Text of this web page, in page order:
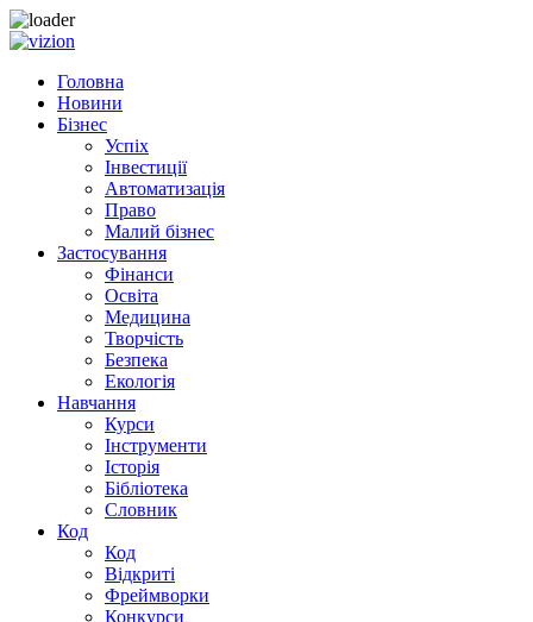
Skip to content
Головна
Новини
Бізнес
Успіх
Інвестиції
Автоматизація
Право
Малий бізнес
Застосування
Фінанси
Освіта
Медицина
Творчість
Безпека
Екологія
Навчання
Курси
Інструменти
Історія
Бібліотека
Словник
Код
Код
Відкриті
Фреймворки
Конкурси